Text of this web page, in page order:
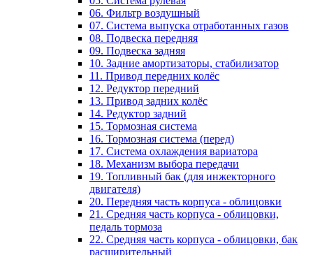
06. Фильтр воздушный
07. Система выпуска отработанных газов
08. Подвеска передняя
09. Подвеска задняя
10. Задние амортизаторы, стабилизатор
11. Привод передних колёс
12. Редуктор передний
13. Привод задних колёс
14. Редуктор задний
15. Тормозная система
16. Тормозная система (перед)
17. Система охлаждения вариатора
18. Механизм выбора передачи
19. Топливный бак (для инжекторного
двигателя)
20. Передняя часть корпуса - облицовки
21. Средняя часть корпуса - облицовки,
педаль тормоза
22. Средняя часть корпуса - облицовки, бак
расширительный